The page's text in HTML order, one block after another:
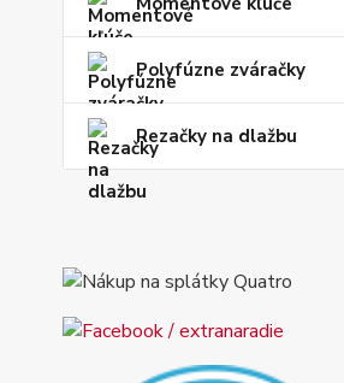
Polyfúzne zváračky
Rezačky na dlažbu